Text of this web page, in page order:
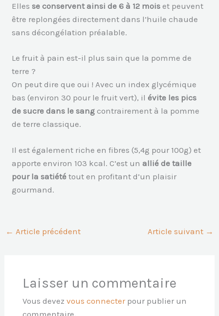
Elles se conservent ainsi de 6 à 12 mois et peuvent
être replongées directement dans l’huile chaude
sans décongélation préalable.
Le fruit à pain est-il plus sain que la pomme de
terre ?
On peut dire que oui ! Avec un index glycémique
bas (environ 30 pour le fruit vert), ilévite les pics
de sucre dans le sang contrairement à la pomme
de terre classique.
Il est également riche en fibres (5,4g pour 100g) et
apporte environ 103 kcal. C’est unallié de taille
pour la satiété tout en profitant d’un plaisir
gourmand.
← Article précédent Article suivant →
Laisser un commentaire
Vous devez vous connecterpour publier un
commentaire.